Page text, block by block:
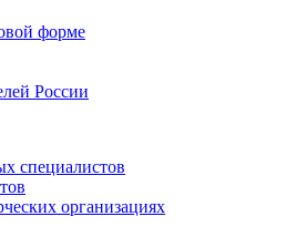
форме
России
специалистов
организациях